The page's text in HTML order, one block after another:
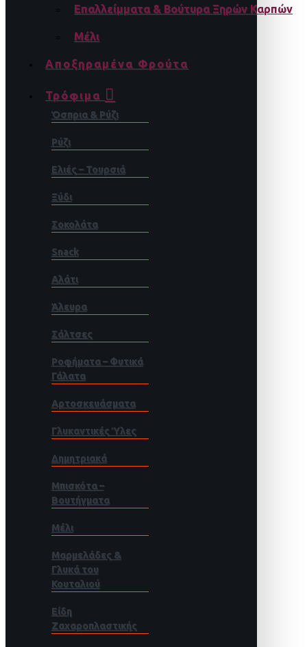
Επαλλείμματα & Βούτυρα Ξηρών Καρπών
Μέλι
Αποξηραμένα Φρούτα
Τρόφιμα
Όσπρια & Ρύζι
Ρύζι
Ελιές – Τουρσιά
Ξύδι
Σοκολάτα
Snack
Αλάτι
Άλευρα
Σάλτσες
Ροφήματα – Φυτικά
Γάλατα
Αρτοσκευάσματα
Γλυκαντικές Ύλες
Δημητριακά
Μπισκότα –
Βουτήγματα
Μέλι
Μαρμελάδες &
Γλυκά του
Κουταλιού
Είδη
Ζαχαροπλαστικής